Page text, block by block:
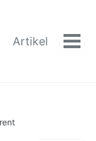
Artikel